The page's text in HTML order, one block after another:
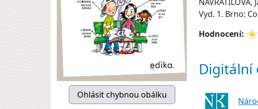
Vyd. 1. Brno:
Hodnocení:
Digitální